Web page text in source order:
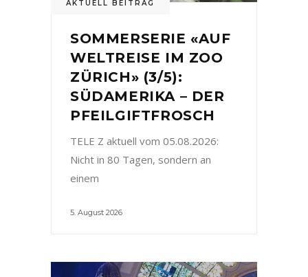
AKTUELL BEITRAG
SOMMERSERIE «AUF
WELTREISE IM ZOO
ZÜRICH» (3/5):
SÜDAMERIKA – DER
PFEILGIFTFROSCH
TELE Z aktuell vom 05.08.2026:
Nicht in 80 Tagen, sondern an
einem
5. August 2026